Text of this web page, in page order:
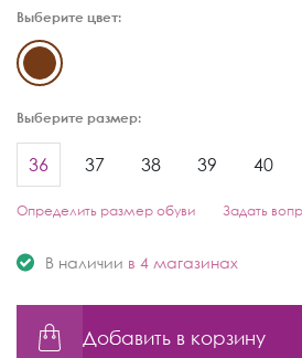
Выберите цвет:
Выберите размер:
36 37 38 39 40
Определить размер обуви Задать
В наличии в 4 магазинах
Добавить в корзину